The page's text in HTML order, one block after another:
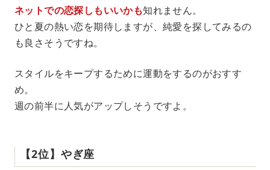
ネットでの恋探しもいいかも知れません。
ひと夏の熱い恋を期待しますが、純愛を探してみるの
も良さそうですね。
スタイルをキープするために運動をするのがおすす
め。
週の前半に人気がアップしそうですよ。
【2位】やぎ座